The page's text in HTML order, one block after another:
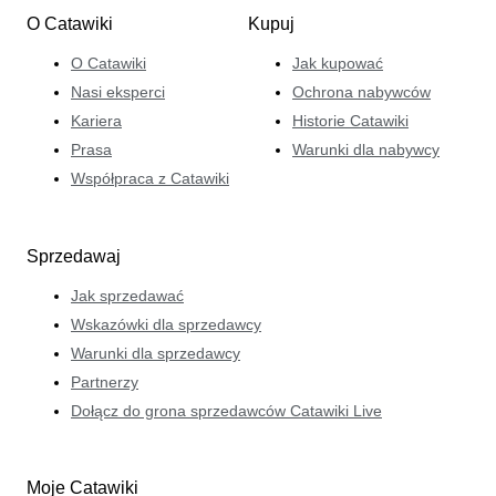
O Catawiki
O Catawiki
Nasi eksperci
Kariera
Prasa
Współpraca z Catawiki
Kupuj
Jak kupować
Ochrona nabywców
Historie Catawiki
Warunki dla nabywcy
Sprzedawaj
Jak sprzedawać
Wskazówki dla sprzedawcy
Warunki dla sprzedawcy
Partnerzy
Dołącz do grona sprzedawców Catawiki Live
Moje Catawiki